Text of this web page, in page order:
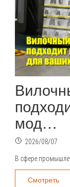
мод…
2026/08/07
В сфере
Смотреть